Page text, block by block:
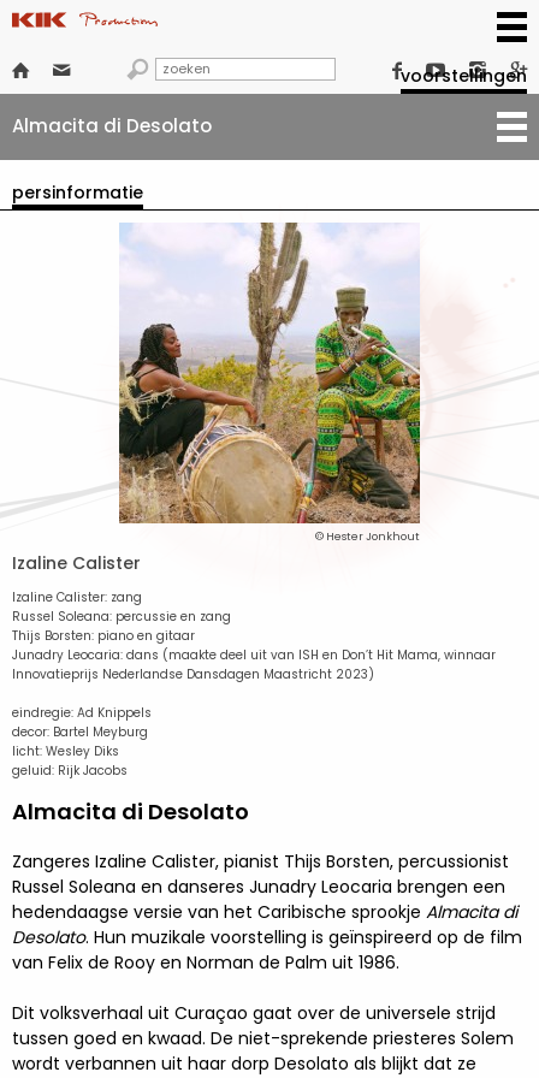
      
voorstellingen
Almacita di Desolato
persinformatie
© Hester Jonkhout
Izaline Calister
Izaline Calister: zang
Russel Soleana: percussie en zang
Thijs Borsten: piano en gitaar
Junadry Leocaria: dans (maakte deel uit van ISH en Don’t Hit Mama, winnaar
Innovatieprijs Nederlandse Dansdagen Maastricht 2023)
eindregie: Ad Knippels
decor: Bartel Meyburg
licht: Wesley Diks
geluid: Rijk Jacobs
Almacita di Desolato
Zangeres Izaline Calister, pianist Thijs Borsten, percussionist
Russel Soleana en danseres Junadry Leocaria brengen een
hedendaagse versie van het Caribische sprookje Almacita di
Desolato. Hun muzikale voorstelling is geïnspireerd op de film
van Felix de Rooy en Norman de Palm uit 1986.
Dit volksverhaal uit Curaçao gaat over de universele strijd
tussen goed en kwaad. De niet-sprekende priesteres Solem
wordt verbannen uit haar dorp Desolato als blijkt dat ze